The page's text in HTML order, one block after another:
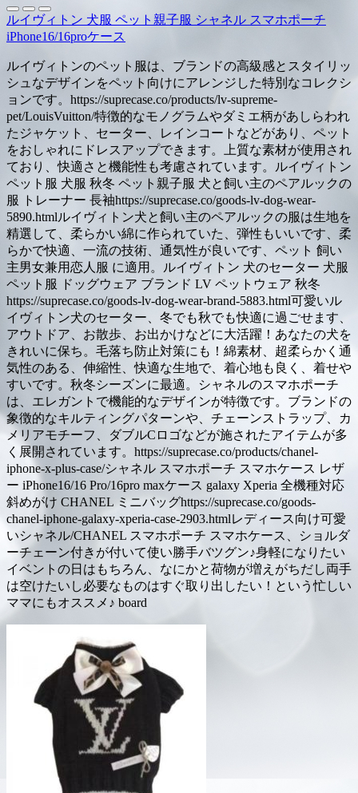
ルイヴィトン 犬服 ペット親子服 シャネル スマホポーチ
iPhone16/16proケース
ルイヴィトンのペット服は、ブランドの高級感とスタイリッ
シュなデザインをペット向けにアレンジした特別なコレクシ
ョンです。https://suprecase.co/products/lv-supreme-
pet/LouisVuitton/特徴的なモノグラムやダミエ柄があしらわれ
たジャケット、セーター、レインコートなどがあり、ペット
をおしゃれにドレスアップできます。上質な素材が使用され
ており、快適さと機能性も考慮されています。ルイヴィトン
ペット服 犬服 秋冬 ペット親子服 犬と飼い主のペアルックの
服 トレーナー 長袖https://suprecase.co/goods-lv-dog-wear-
5890.htmlルイヴィトン犬と飼い主のペアルックの服は生地を
精選して、柔らかい綿に作られていた、弾性もいいです、柔
らかで快適、一流の技術、通気性が良いです、ペット 飼い
主男女兼用恋人服 に適用。ルイヴィトン 犬のセーター 犬服
ペット服 ドッグウェア ブランド LV ペットウェア 秋冬
https://suprecase.co/goods-lv-dog-wear-brand-5883.html可愛いル
イヴィトン犬のセーター、冬でも秋でも快適に過ごせます、
アウトドア、お散歩、お出かけなどに大活躍！あなたの犬を
きれいに保ち。毛落ち防止対策にも！綿素材、超柔らかく通
気性のある、伸縮性、快適な生地で、着心地も良く、着せや
すいです。秋冬シーズンに最適。シャネルのスマホポーチ
は、エレガントで機能的なデザインが特徴です。ブランドの
象徴的なキルティングパターンや、チェーンストラップ、カ
メリアモチーフ、ダブルCロゴなどが施されたアイテムが多
く展開されています。https://suprecase.co/products/chanel-
iphone-x-plus-case/シャネル スマホポーチ スマホケース レザ
ー iPhone16/16 Pro/16pro maxケース galaxy Xperia 全機種対応
斜めがけ CHANEL ミニバッグhttps://suprecase.co/goods-
chanel-iphone-galaxy-xperia-case-2903.htmlレディース向け可愛
いシャネル/CHANEL スマホポーチ スマホケース、ショルダ
ーチェーン付きが付いて使い勝手バツグン♪身軽になりたい
イベントの日はもちろん、なにかと荷物が増えがちだし両手
は空けたいし必要なものはすぐ取り出したい！という忙しい
ママにもオススメ♪ board